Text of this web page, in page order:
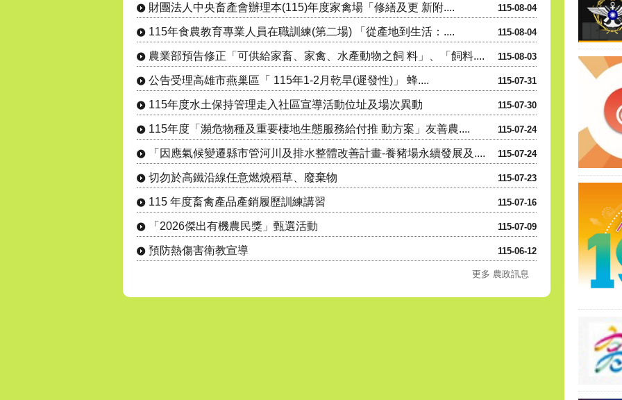
115-08-04
財團法人中央畜產會辦理本(115)年度家禽場「修繕及更 新附....
115-08-04
115年食農教育專業人員在職訓練(第二場) 「從產地到生活：....
115-08-03
農業部預告修正「可供給家畜、家禽、水產動物之飼 料」、「飼料....
115-07-31
公告受理高雄市燕巢區「 115年1-2月乾旱(遲發性)」 蜂....
115-07-30
115年度水土保持管理走入社區宣導活動位址及場次異動
115-07-24
115年度「瀕危物種及重要棲地生態服務給付推 動方案」友善農....
115-07-24
「因應氣候變遷縣市管河川及排水整體改善計畫-養豬場永續發展及....
115-07-23
切勿於高鐵沿線任意燃燒稻草、廢棄物
115-07-16
115 年度畜禽產品產銷履歷訓練講習
115-07-09
「2026傑出有機農民獎」甄選活動
115-06-12
預防熱傷害衛教宣導
更多 農政訊息